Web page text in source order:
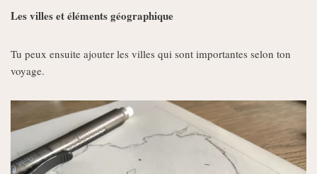
Les villes et éléments géographique
Tu peux ensuite ajouter les villes qui sont importantes selon ton
voyage.